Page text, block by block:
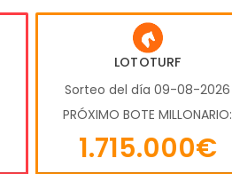
LOTOTURF
Sorteo del día 09-08-2026
PRÓXIMO BOTE MILLONARIO:
1.715.000€